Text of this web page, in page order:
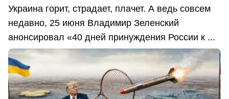
Украина горит, страдает, плачет. А ведь совсем
недавно, 25 июня Владимир Зеленский
анонсировал «40 дней принуждения России к ...